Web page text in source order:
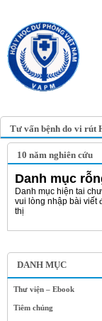
Tư vấn bệnh do vi rút
DANH MỤC
Thư viện – Ebook
Tiêm chủng
10 năm nghiên cứu
Danh mục
Danh mục hiện tai
vui lòng nhập bài viết
thị